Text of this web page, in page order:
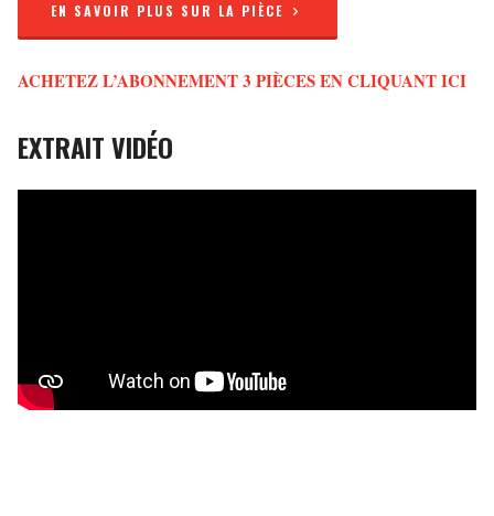
EN SAVOIR PLUS SUR LA PIÈCE
ACHETEZ L’ABONNEMENT 3 PIÈCES EN CLIQUANT ICI
EXTRAIT VIDÉO